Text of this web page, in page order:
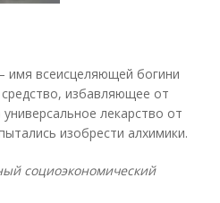
всеисцеляющей богини
избавляющее от
лекарство от
изобрести алхимики.
социоэкономический